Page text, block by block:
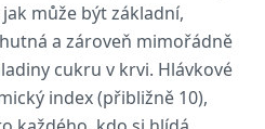
může být základní,
a zároveň mimořádně
cukru v krvi. Hlávkové
index (přibližně 10),